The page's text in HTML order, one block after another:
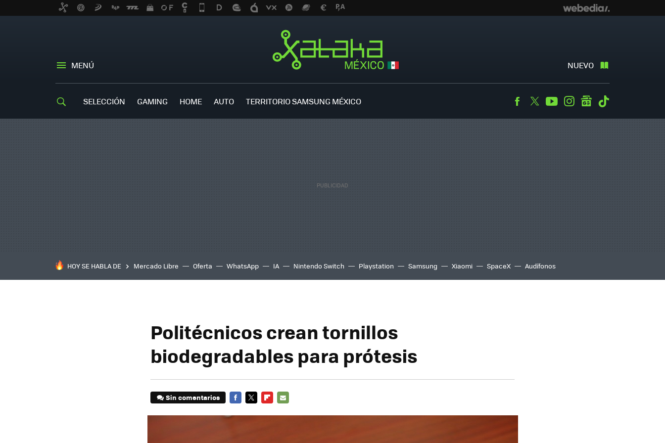
MENÚ NUEVO
SELECCIÓN GAMING HOME AUTO TERRITORIO SAMSUNG MÉXICO Facebook
TwitterYoutubeInstagramgooglenews
HOY SE HABLA DE Mercado Libre Oferta WhatsApp IA Nintendo Switch Playstation Samsung Xiaomi SpaceX Audífonos
Politécnicos crean tornillos
biodegradables para prótesis
Sin comentarios